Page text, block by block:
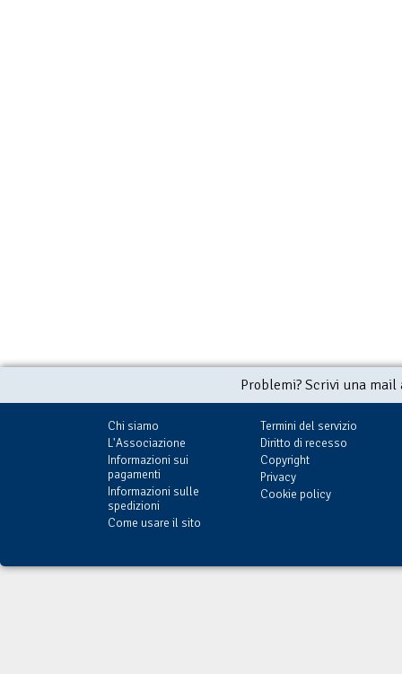
Problemi? Scrivi una
Chi siamo
L'Associazione
Informazioni sui
pagamenti
Informazioni sulle
spedizioni
Come usare il sito
Termini del servizio
Diritto di recesso
Copyright
Privacy
Cookie policy